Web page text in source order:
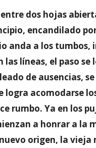
dos hojas
encandilado
anda a los
líneas, el paso se
de ausencias,
logra acomodarse
rumbo. Ya en los
a honrar a la
origen, la vieja